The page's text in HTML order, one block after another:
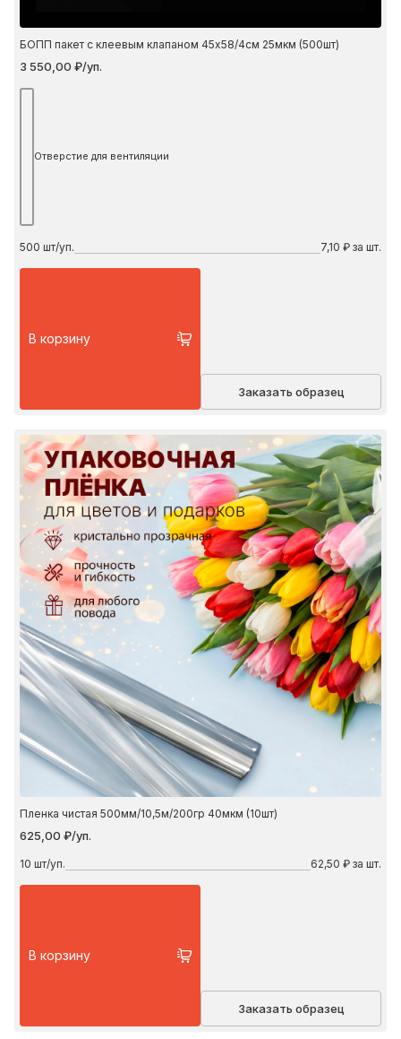
БОПП пакет с клеевым клапаном 45х58/4см 25мкм (500шт)
3 550,00 ₽/уп.
Отверстие для вентиляции
500 шт/уп. 7,10 ₽ за шт.
В корзину
Заказать образец
Пленка чистая 500мм/10,5м/200гр 40мкм (10шт)
625,00 ₽/уп.
10 шт/уп. 62,50 ₽ за шт.
В корзину
Заказать образец